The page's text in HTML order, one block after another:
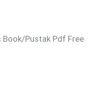
Book/Pustak Pdf Free